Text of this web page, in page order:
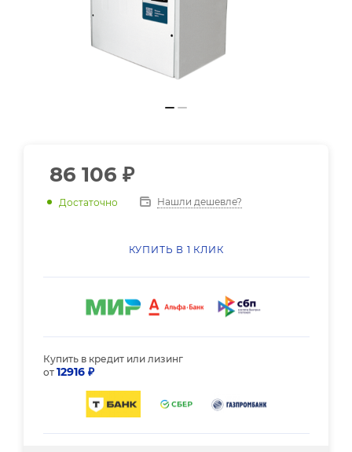
86 106 ₽
Достаточно Нашли дешевле?
КУПИТЬ В 1 КЛИК
Купить в кредит или лизинг
от 12916 ₽